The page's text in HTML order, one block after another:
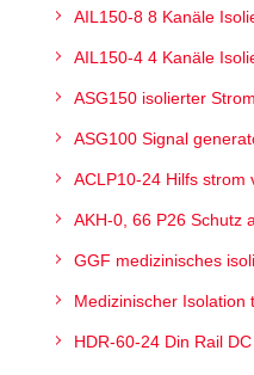
AIL150-8 8 Kanäle
AIL150-4 4 Kanäle
ASG150 isolierter
ASG100 Signal
ACLP10-24 Hilfs strom
AKH-0, 66 P26 Schutz
GGF medizinisches
Medizinischer Isolation
HDR-60-24 Din Rail